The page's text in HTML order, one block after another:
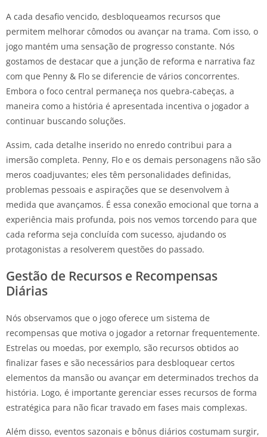
A cada desafio vencido, desbloqueamos recursos que
permitem melhorar cômodos ou avançar na trama. Com isso, o
jogo mantém uma sensação de progresso constante. Nós
gostamos de destacar que a junção de reforma e narrativa faz
com que Penny & Flo se diferencie de vários concorrentes.
Embora o foco central permaneça nos quebra-cabeças, a
maneira como a história é apresentada incentiva o jogador a
continuar buscando soluções.
Assim, cada detalhe inserido no enredo contribui para a
imersão completa. Penny, Flo e os demais personagens não são
meros coadjuvantes; eles têm personalidades definidas,
problemas pessoais e aspirações que se desenvolvem à
medida que avançamos. É essa conexão emocional que torna a
experiência mais profunda, pois nos vemos torcendo para que
cada reforma seja concluída com sucesso, ajudando os
protagonistas a resolverem questões do passado.
Gestão de Recursos e Recompensas
Diárias
Nós observamos que o jogo oferece um sistema de
recompensas que motiva o jogador a retornar frequentemente.
Estrelas ou moedas, por exemplo, são recursos obtidos ao
finalizar fases e são necessários para desbloquear certos
elementos da mansão ou avançar em determinados trechos da
história. Logo, é importante gerenciar esses recursos de forma
estratégica para não ficar travado em fases mais complexas.
Além disso, eventos sazonais e bônus diários costumam surgir,